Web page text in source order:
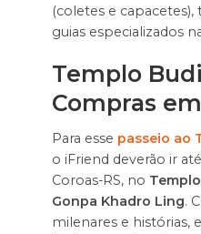
(coletes e
guias especializados
Templo
Compras
Para esse passeio ao
o iFriend deverão ir
Coroas-RS, no
Gonpa Khadro Ling.
milenares e histórias,